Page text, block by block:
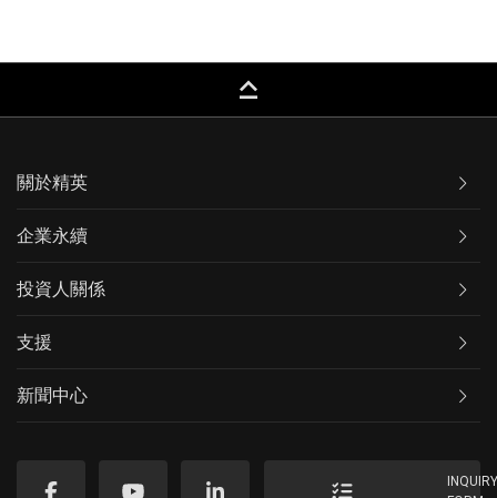
keyboard_capslock
關於精英
企業永續
投資人關係
支援
新聞中心